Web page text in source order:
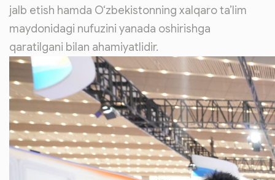
jalb etish hamda O‘zbekistonning xalqaro ta’lim
maydonidagi nufuzini yanada oshirishga
qaratilgani bilan ahamiyatlidir.